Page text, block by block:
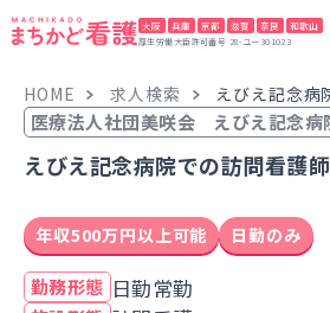
大阪 兵庫 京都 滋賀 奈良 和歌山
厚生労働大臣許可番号 28-ユー301023
HOME 求人検索 えびえ記念病
医療法人社団美咲会 えびえ記念病
えびえ記念病院での訪問看護師
年収500万円以上可能 日勤のみ
勤務形態 日勤常勤